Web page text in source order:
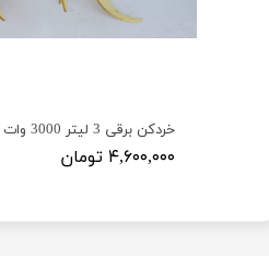
۴,۶۰۰,۰۰۰ تومان